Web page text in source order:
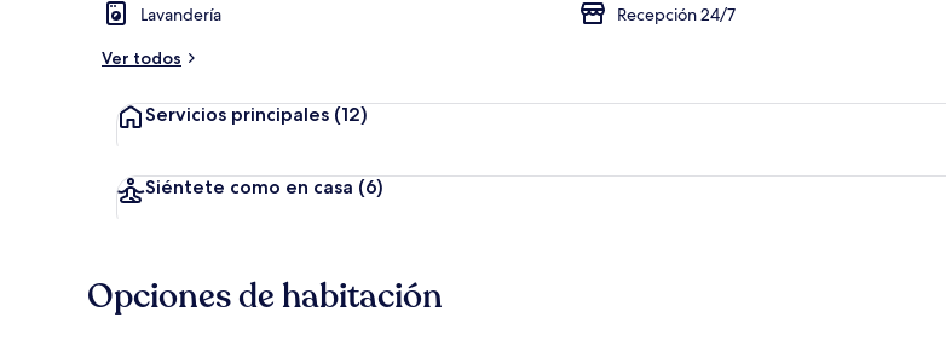
Lavandería
Recepción 24/7
Ver todos
Servicios principales (12)
Siéntete como en casa (6)
Opciones de habitación